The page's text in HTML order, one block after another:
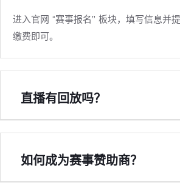
进入官网 “赛事报名” 板块，填写信息并
缴费即可。
直播有回放吗？
如何成为赛事赞助商？